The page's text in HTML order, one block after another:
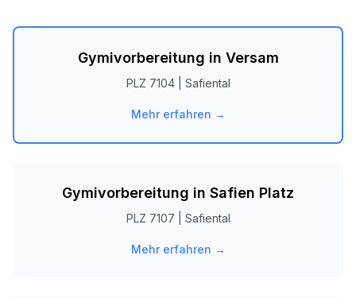
Gymivorbereitung in Versam
PLZ 7104| Safiental
Mehr erfahren →
Gymivorbereitung in Safien Platz
PLZ 7107 Safiental
Mehr erfahren →